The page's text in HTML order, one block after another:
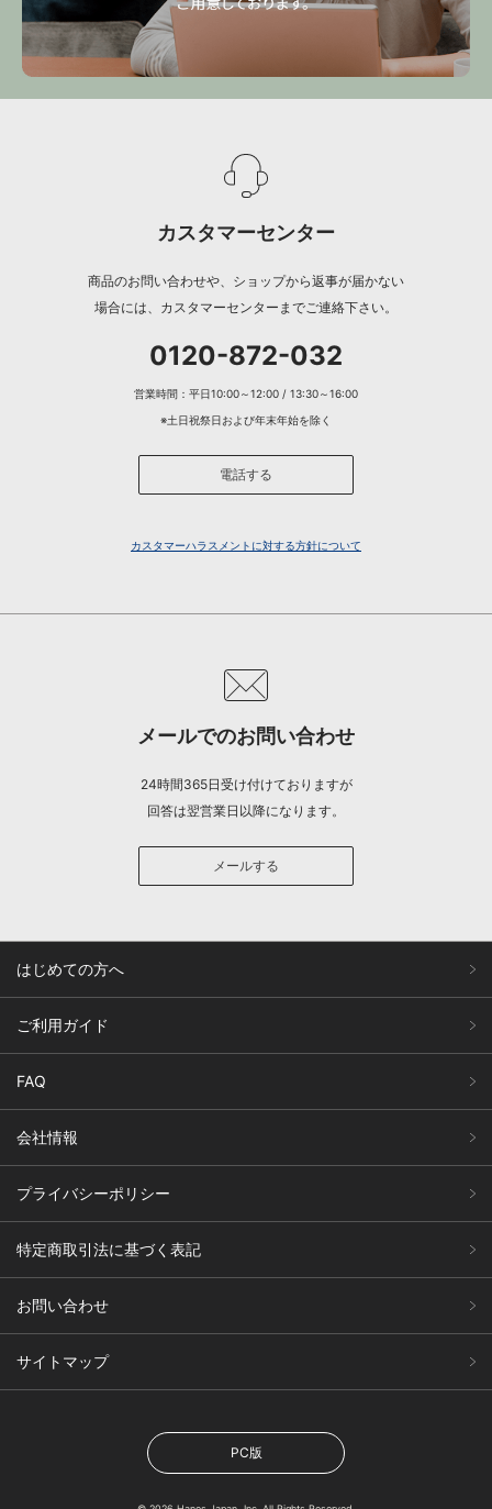
カスタマーセンター
商品のお問い合わせや、ショップから返事が届かない
場合には、カスタマーセンターまでご連絡下さい。
0120-872-032
営業時間：平日10:00～12:00 / 13:30～16:00
※土日祝祭日および年末年始を除く
電話する
カスタマーハラスメントに対する方針について
メールでのお問い合わせ
24時間365日受け付けておりますが
回答は翌営業日以降になります。
メールする
はじめての方へ
ご利用ガイド
FAQ
会社情報
プライバシーポリシー
特定商取引法に基づく表記
お問い合わせ
サイトマップ
PC版